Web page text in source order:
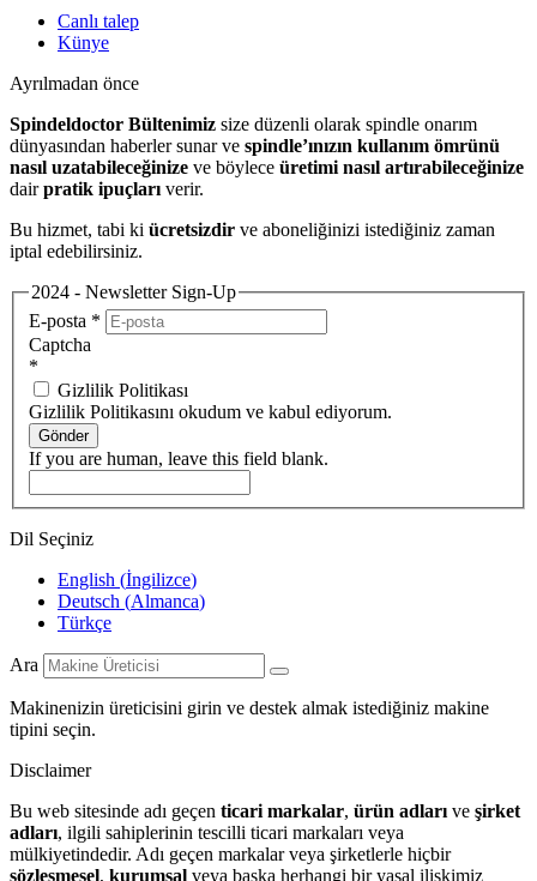
Canlı talep
Künye
Ayrılmadan önce
Spindeldoctor Bültenimiz size düzenli olarak spindle onarım
dünyasından haberler sunar ve spindle’ınızın kullanım ömrünü
nasıl uzatabileceğinize ve böylece üretimi nasıl artırabileceğinize
dairpratik ipuçları verir.
Bu hizmet, tabi ki ücretsizdir ve aboneliğinizi istediğiniz zaman
iptal edebilirsiniz.
2024 - Newsletter Sign-Up
E-posta *
Captcha
*
Gizlilik Politikası
Gizlilik Politikasını okudum ve kabul ediyorum.
Gönder
If you are human, leave this field blank.
Dil Seçiniz
English (İngilizce)
Deutsch (Almanca)
Türkçe
Ara
Makinenizin üreticisini girin ve destek almak istediğiniz makine
tipini seçin.
Disclaimer
Bu web sitesinde adı geçen ticari markalar, ürün adları ve şirket
adları, ilgili sahiplerinin tescilli ticari markaları veya
mülkiyetindedir. Adı geçen markalar veya şirketlerle hiçbir
sözleşmesel, kurumsal veya başka herhangi bir yasal ilişkimiz